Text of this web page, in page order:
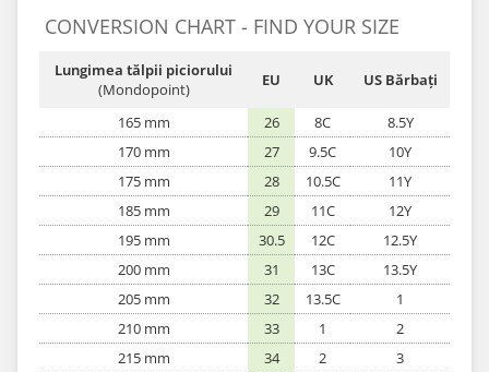
CONVERSION CHART - FIND YOUR SIZE
Lungimea tălpii piciorului
(Mondopoint)
EU UK US Bărbați
165 mm 26 8C
8.5Y
170 mm
27 9.5C
10Y
175 mm
28 10.5C
11Y
185 mm
29 11C
12Y
195 mm
30.5 12C
12.5Y
200 mm
31 13C
13.5Y
205 mm
32 13.5C
1
210 mm
33 1
2
215 mm
34 2
3